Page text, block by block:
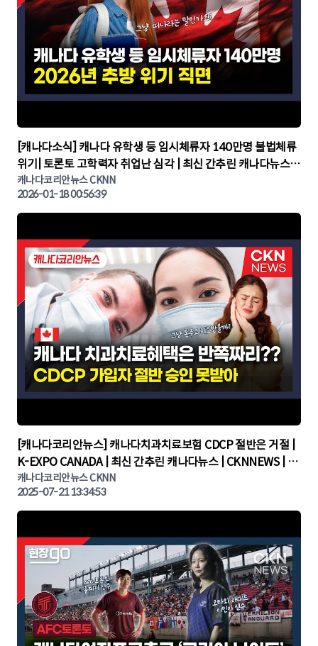
▶
[캐나다소식] 캐나다 유학생 등 임시체류자 140만명 불법체류
위기| 토론토 고학력자 취업난 심각 | 최신 간추린 캐나다뉴스 |
CKNNEWS, 캐나다코리안뉴스
캐나다코리안뉴스 CKNN
2026-01-18 00:56:39
▶
[캐나다코리안뉴스] 캐나다치과치료보험 CDCP 절반은 거절 |
K-EXPO CANADA | 최신 간추린 캐나다뉴스 | CKNNEWS | 캐
나다뉴스 | 토론토뉴스
캐나다코리안뉴스 CKNN
2025-07-21 13:34:53